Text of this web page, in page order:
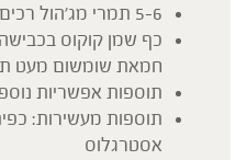
5-6 תמרי מג'הול רכים
כף שמן קוקוס
חמאת שומשום מעט
תוספות אפשריות
תוספות מעשירות:
אסטרגלוס